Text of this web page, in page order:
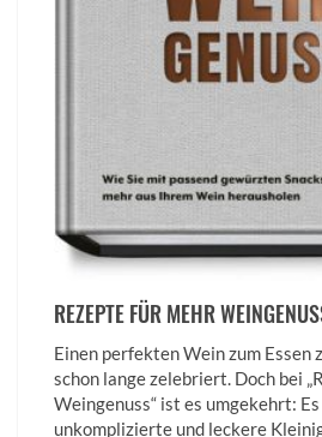
REZEPTE FÜR MEHR
Einen perfekten Wein zum Essen
schon lange zelebriert. Doch bei
Weingenuss“ ist es umgekehrt:
unkomplizierte und leckere